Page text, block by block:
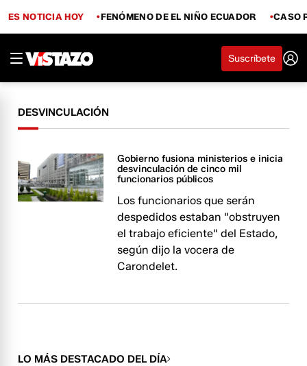
ES NOTICIA HOY FENÓMENO DE EL NIÑO ECUADOR CASO
Suscríbete
DESVINCULACIÓN
Gobierno fusiona ministerios e inicia
desvinculación de cinco mil
funcionarios públicos
Los funcionarios que serán
despedidos estaban "obstruyen
el trabajo eficiente" del Estado,
según dijo la vocera de
Carondelet.
LO MÁS DESTACADO DEL DÍA